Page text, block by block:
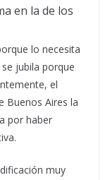
en la de los
lo necesita
jubila porque
el
Buenos Aires la
por haber
muy